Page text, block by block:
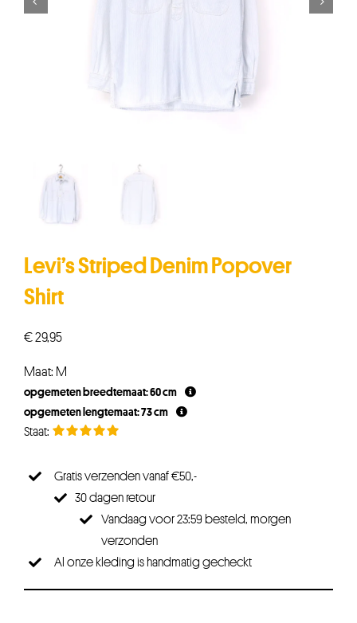
Levi’s Striped Denim Popover
Shirt
€29,95
Maat: M
opgemeten breedtemaat: 60 cm
opgemeten lengtemaat: 73 cm
Gratis verzenden vanaf €50,-
30 dagen retour
Vandaag voor 23:59 besteld, morgen
verzonden
Al onze kleding is handmatig gecheckt